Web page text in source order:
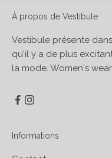
À propos de Vestibule
Vestibule présente
qu'il y a de plus
la mode. Women's
Informations